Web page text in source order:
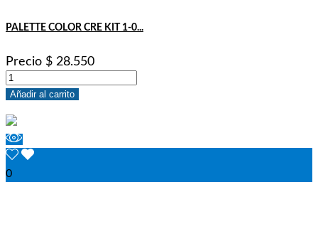
PALETTE COLOR CRE KIT 1-0...
Precio $ 28.550
Añadir al carrito
0